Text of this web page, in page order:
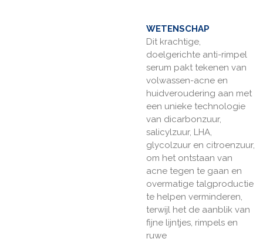
WETENSCHAP
Dit krachtige,
doelgerichte anti-rimpel
serum pakt tekenen van
volwassen-acne en
huidveroudering aan met
een unieke technologie
van dicarbonzuur,
salicylzuur, LHA,
glycolzuur en citroenzuur,
om het ontstaan van
acne tegen te gaan en
overmatige talgproductie
te helpen verminderen,
terwijl het de aanblik van
fijne lijntjes, rimpels en
ruwe